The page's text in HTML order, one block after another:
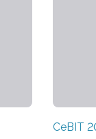
CeBIT